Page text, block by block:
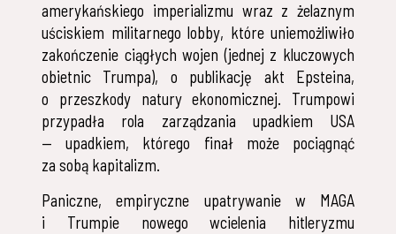
amerykańskiego imperializmu wraz z żelaznym
uściskiem militarnego lobby, które uniemożliwiło
zakończenie ciągłych wojen (jednej z kluczowych
obietnic Trumpa), o publikację akt Epsteina,
o przeszkody natury ekonomicznej. Trumpowi
przypadła rola zarządzania upadkiem USA
— upadkiem, którego finał może pociągnąć
za sobą kapitalizm.
Paniczne, empiryczne upatrywanie w MAGA
i Trumpie nowego wcielenia hitleryzmu